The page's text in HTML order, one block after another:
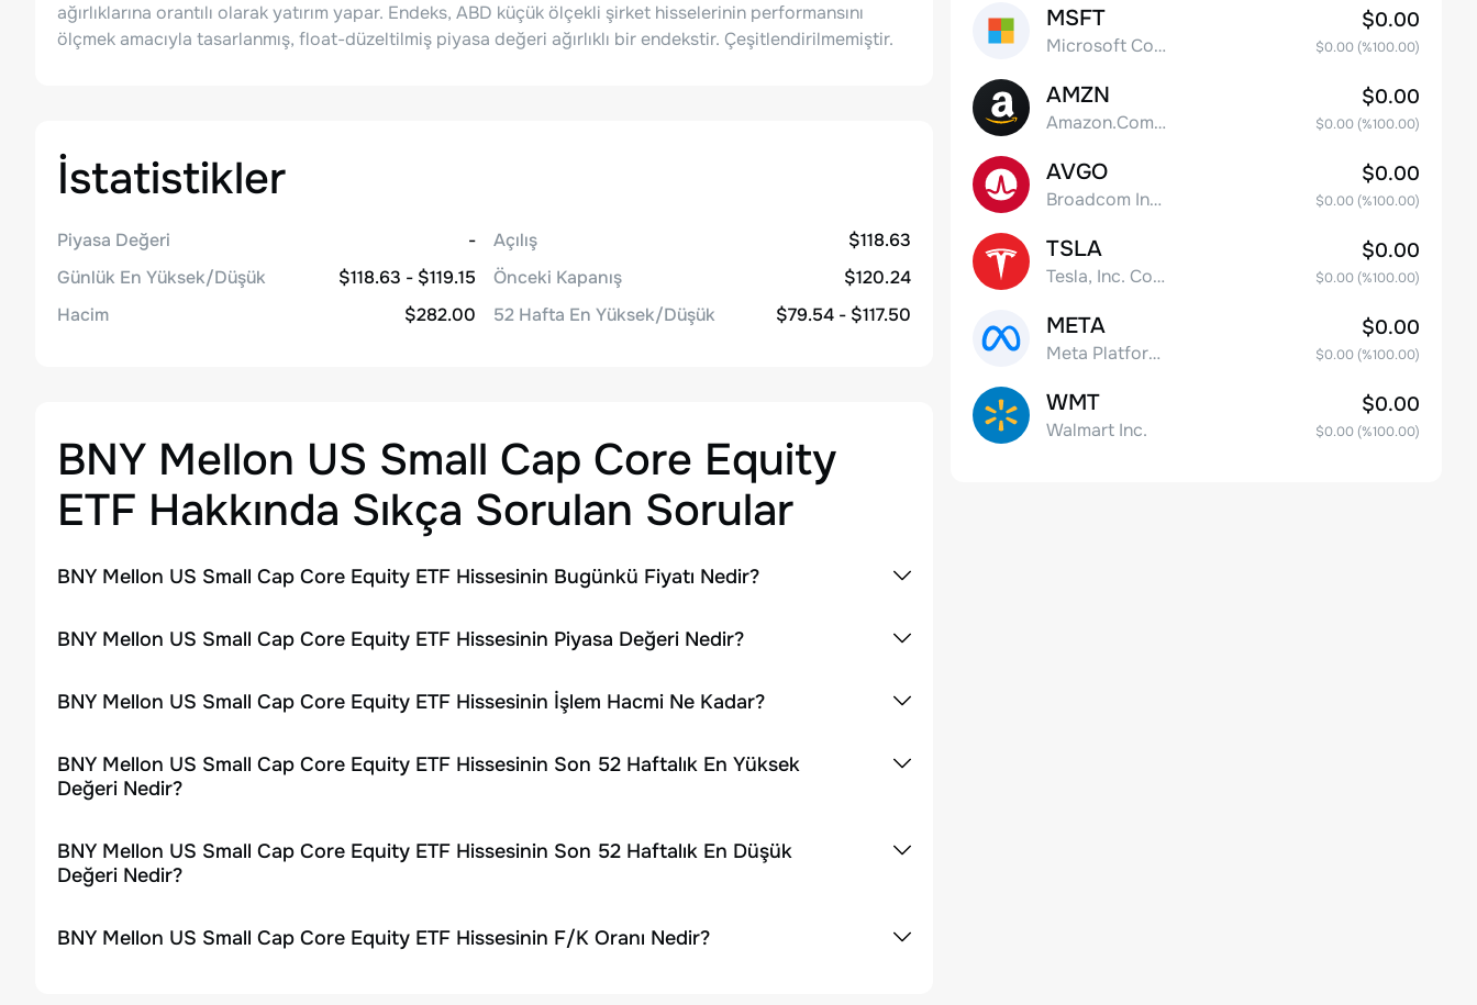
ağırlıklarına orantılı olarak yatırım yapar. Endeks, ABD küçük ölçekli şirket hisselerinin performansını
ölçmek amacıyla tasarlanmış, float-düzeltilmiş piyasa değeri ağırlıklı bir endekstir. Çeşitlendirilmemiştir.
İstatistikler
Piyasa Değeri
-
Günlük En Yüksek/Düşük
$118.63 - $119.15
Hacim
$282.00
Açılış
$118.63
Önceki Kapanış
$120.24
52 Hafta En Yüksek/Düşük
$79.54 - $117.50
BNY Mellon US Small Cap Core Equity
ETF Hakkında Sıkça Sorulan Sorular
BNY Mellon US Small Cap Core Equity ETF Hissesinin Bugünkü Fiyatı Nedir?
BNY Mellon US Small Cap Core Equity ETF Hissesinin Piyasa Değeri Nedir?
BNY Mellon US Small Cap Core Equity ETF Hissesinin İşlem Hacmi Ne Kadar?
BNY Mellon US Small Cap Core Equity ETF Hissesinin Son 52 Haftalık En Yüksek
Değeri Nedir?
BNY Mellon US Small Cap Core Equity ETF Hissesinin Son 52 Haftalık En Düşük
Değeri Nedir?
BNY Mellon US Small Cap Core Equity ETF Hissesinin F/K Oranı Nedir?
MSFT
Microsoft Corp
$0.00
$0.00(%100.00)
AMZN
Amazon.Com Inc
$0.00
$0.00(%100.00)
AVGO
Broadcom Inc. Common Stock
$0.00
$0.00(%100.00)
TSLA
Tesla, Inc. Common Stock
$0.00
$0.00(%100.00)
META
Meta Platforms, Inc. Class A Common Stock
$0.00
$0.00(%100.00)
WMT
Walmart Inc.
$0.00
$0.00(%100.00)